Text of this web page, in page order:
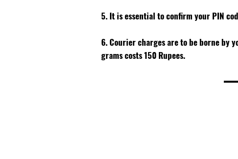
5. It is essential to confirm your PIN
6. Courier charges are to be borne by
grams costs 150 Rupees.